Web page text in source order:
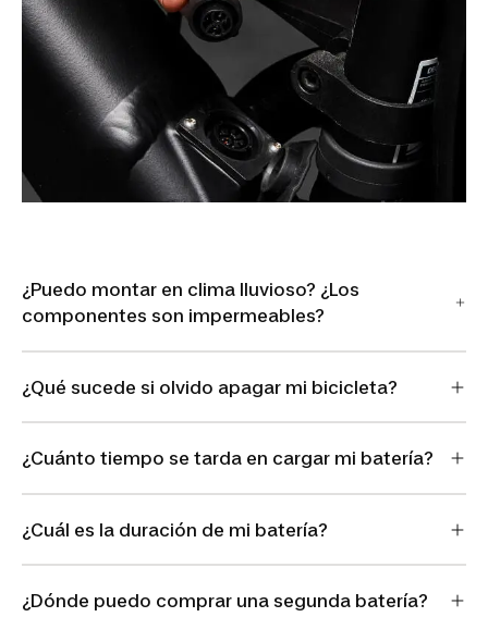
¿Puedo montar en clima lluvioso? ¿Los
componentes son impermeables?
¿Qué sucede si olvido apagar mi bicicleta?
¿Cuánto tiempo se tarda en cargar mi batería?
¿Cuál es la duración de mi batería?
¿Dónde puedo comprar una segunda batería?